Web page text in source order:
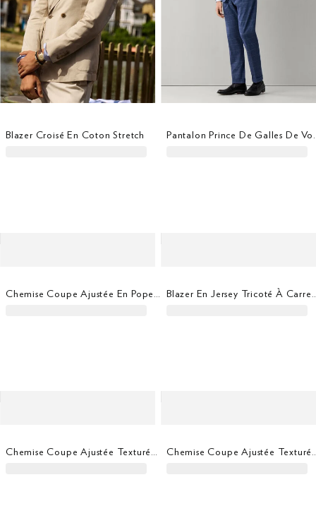
Blazer Croisé En Coton Stretch Pantalon